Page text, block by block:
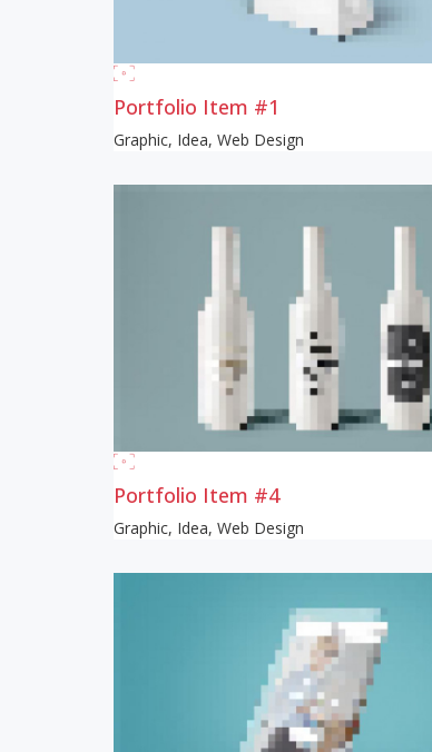
Portfolio Item #1
Graphic, Idea, Web Design
Portfolio Item #4
Graphic, Idea, Web Design